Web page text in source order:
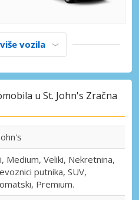
vozila
u St. John's Zračna
Medium, Veliki, Nekretnina,
putnika, SUV,
Premium.